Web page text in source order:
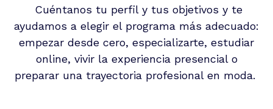
Cuéntanos tu perfil y tus objetivos y te
ayudamos a elegir el programa más adecuado:
empezar desde cero, especializarte, estudiar
online, vivir la experiencia presencial o
preparar una trayectoria profesional en moda.